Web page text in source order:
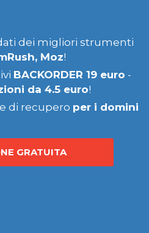
dei migliori strumenti
Moz!
BACKORDER 19 euro -
da 4.5 euro!
di recupero per i domini
GRATUITA